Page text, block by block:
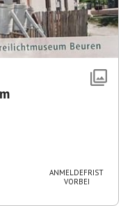
ANMELDEFRIST
VORBEI